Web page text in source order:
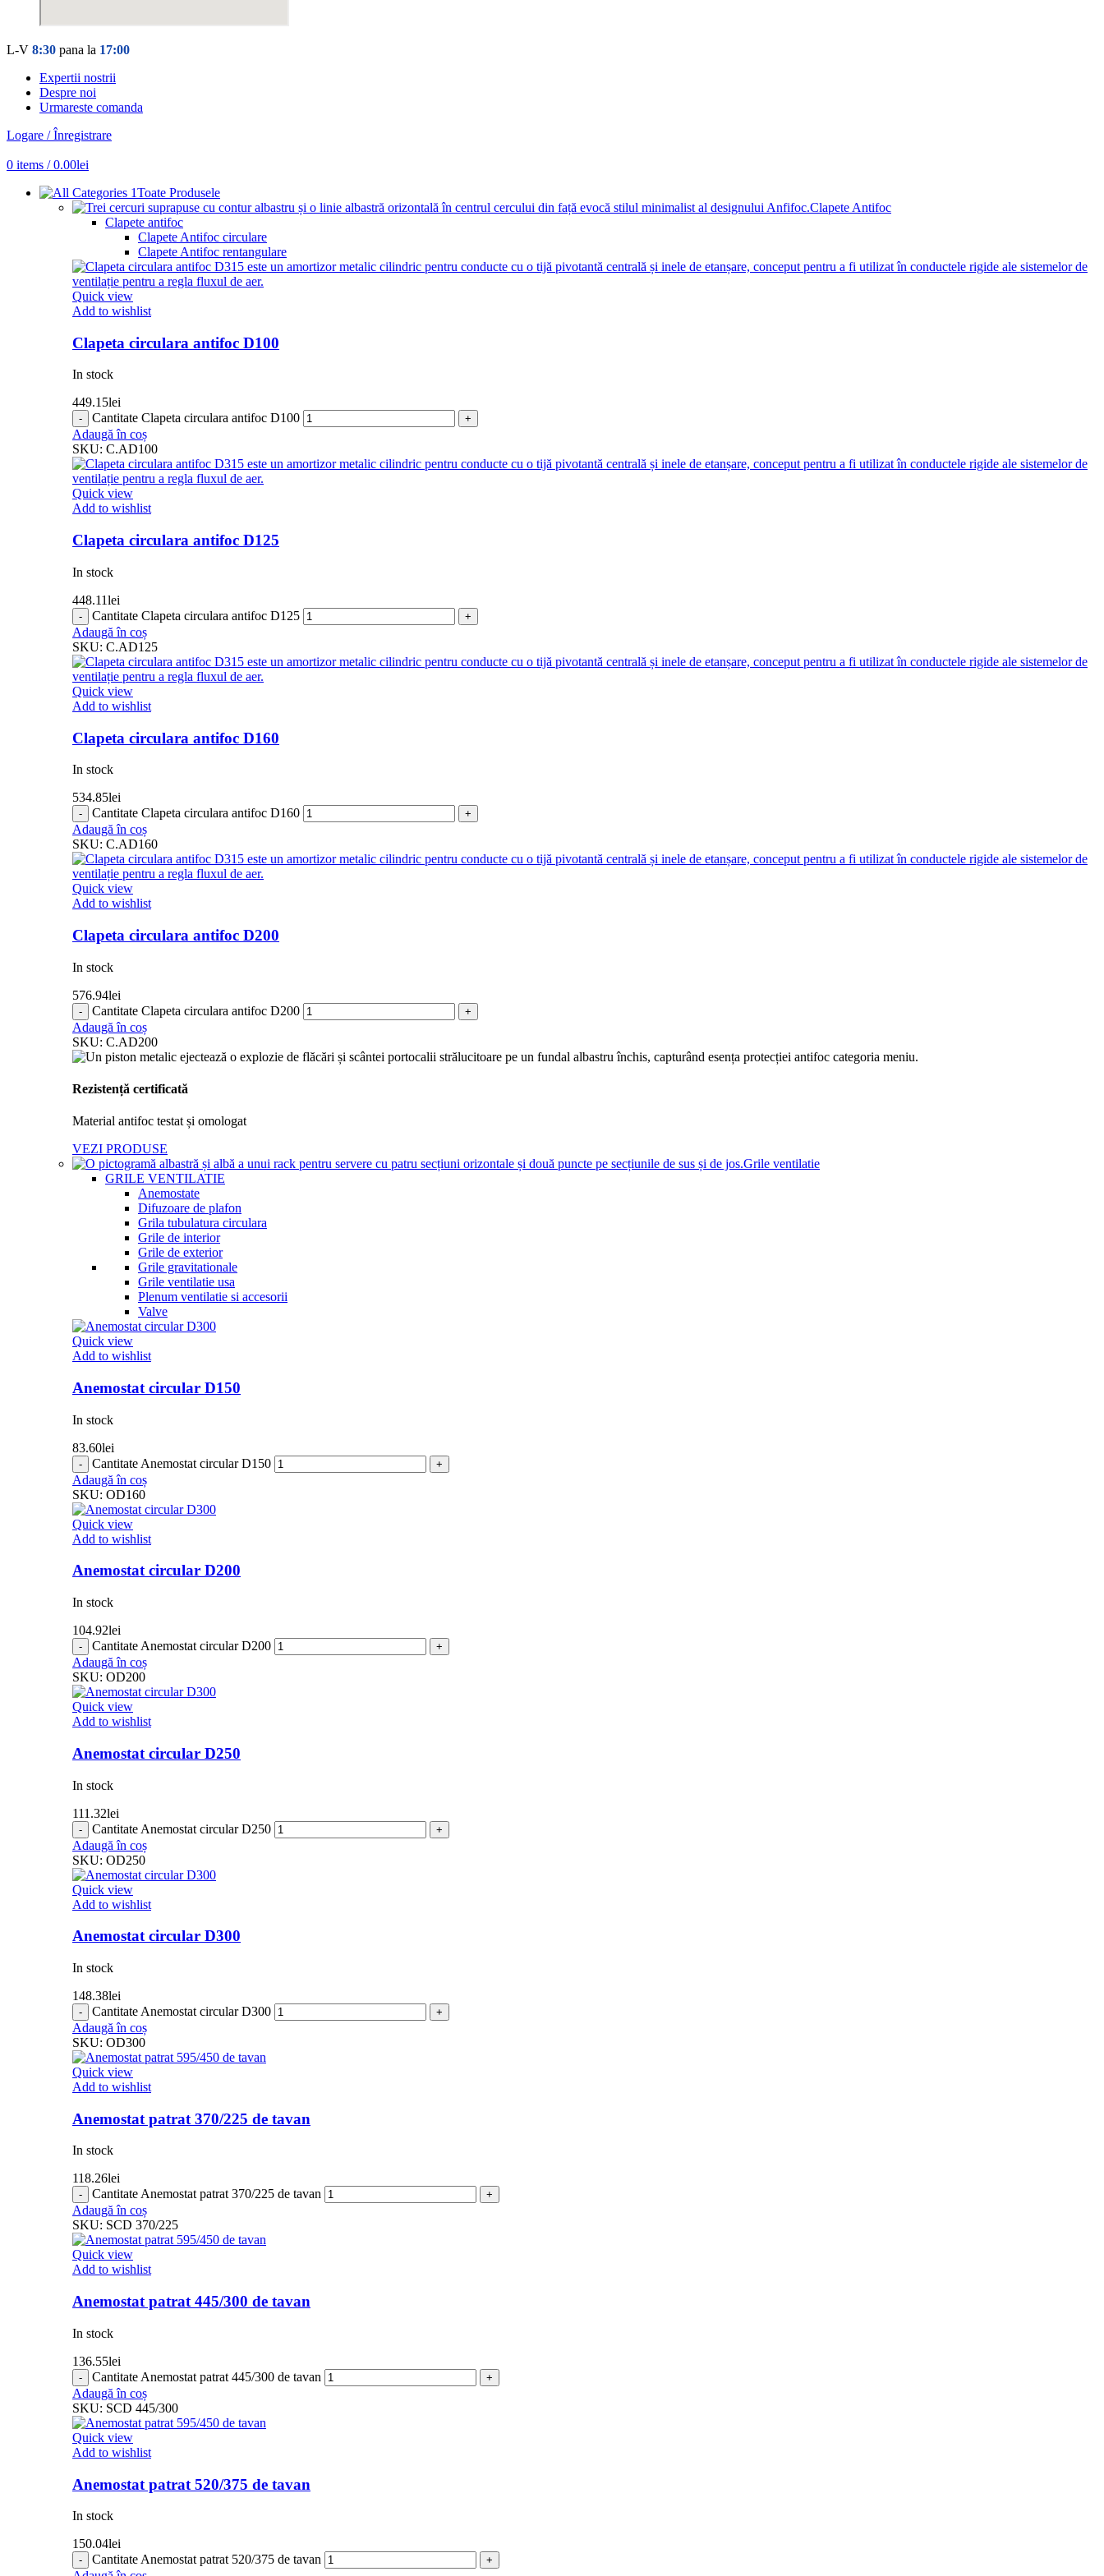
L-V 8:30 pana la 17:00
Expertii nostrii
Despre noi
Urmareste comanda
Logare / Înregistrare
0 items / 0.00lei
Toate Produsele
Clapete Antifoc
Clapete antifoc
Clapete Antifoc circulare
Clapete Antifoc rentangulare
Quick view
Add to wishlist
Clapeta circulara antifoc D100
In stock
449.15lei
Cantitate Clapeta circulara antifoc D100
Adaugă în coș
SKU: C.AD100
Quick view
Add to wishlist
Clapeta circulara antifoc D125
In stock
448.11lei
Cantitate Clapeta circulara antifoc D125
Adaugă în coș
SKU: C.AD125
Quick view
Add to wishlist
Clapeta circulara antifoc D160
In stock
534.85lei
Cantitate Clapeta circulara antifoc D160
Adaugă în coș
SKU: C.AD160
Quick view
Add to wishlist
Clapeta circulara antifoc D200
In stock
576.94lei
Cantitate Clapeta circulara antifoc D200
Adaugă în coș
SKU: C.AD200
Rezistență certificată
Material antifoc testat și omologat
VEZI PRODUSE
Grile ventilatie
GRILE VENTILATIE
Anemostate
Difuzoare de plafon
Grila tubulatura circulara
Grile de interior
Grile de exterior
Grile gravitationale
Grile ventilatie usa
Plenum ventilatie si accesorii
Valve
Quick view
Add to wishlist
Anemostat circular D150
In stock
83.60lei
Cantitate Anemostat circular D150
Adaugă în coș
SKU: OD160
Quick view
Add to wishlist
Anemostat circular D200
In stock
104.92lei
Cantitate Anemostat circular D200
Adaugă în coș
SKU: OD200
Quick view
Add to wishlist
Anemostat circular D250
In stock
111.32lei
Cantitate Anemostat circular D250
Adaugă în coș
SKU: OD250
Quick view
Add to wishlist
Anemostat circular D300
In stock
148.38lei
Cantitate Anemostat circular D300
Adaugă în coș
SKU: OD300
Quick view
Add to wishlist
Anemostat patrat 370/225 de tavan
In stock
118.26lei
Cantitate Anemostat patrat 370/225 de tavan
Adaugă în coș
SKU: SCD 370/225
Quick view
Add to wishlist
Anemostat patrat 445/300 de tavan
In stock
136.55lei
Cantitate Anemostat patrat 445/300 de tavan
Adaugă în coș
SKU: SCD 445/300
Quick view
Add to wishlist
Anemostat patrat 520/375 de tavan
In stock
150.04lei
Cantitate Anemostat patrat 520/375 de tavan